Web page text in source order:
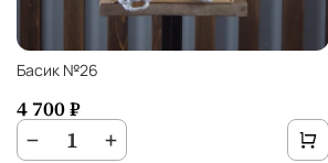
Басик №26
4 700 ₽
− 1 +